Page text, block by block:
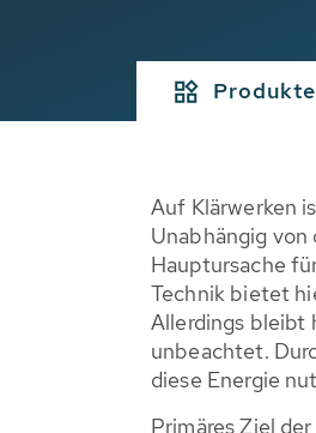
Produkte
Auf Klärwerken
Unabhängig
Hauptursache
Technik bietet
Allerdings bleibt
unbeachtet.
diese Energie
Primäres Ziel